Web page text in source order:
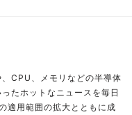
CPU、メモリなどの半導体
たホットなニュースを毎日
適用範囲の拡大とともに成